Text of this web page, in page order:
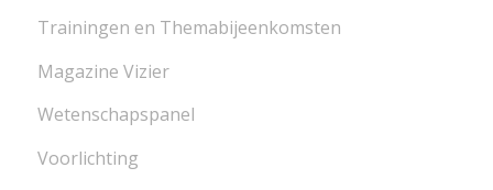
Trainingen en Themabijeenkomsten
Magazine Vizier
Wetenschapspanel
Voorlichting